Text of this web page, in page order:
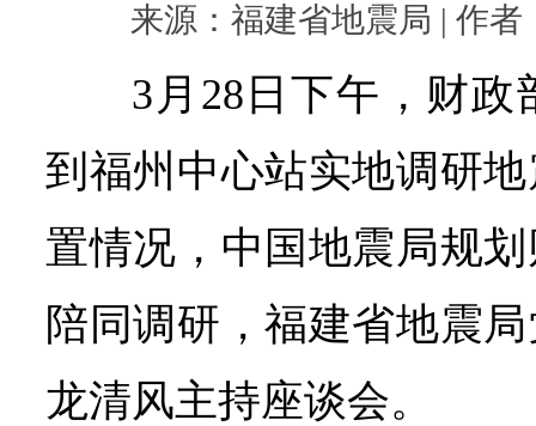
来源：福建省地震局 | 作者
3月28日下午，财
到福州中心站实地调研
置情况，中国地震局规
陪同调研，福建省地震
龙清风主持座谈会。